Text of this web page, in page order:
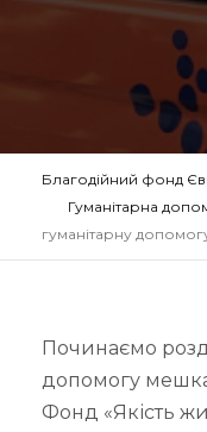
Благодійний фонд
Гуманітарна
гуманітарну
Починаємо
допомогу
Фонд «Якість